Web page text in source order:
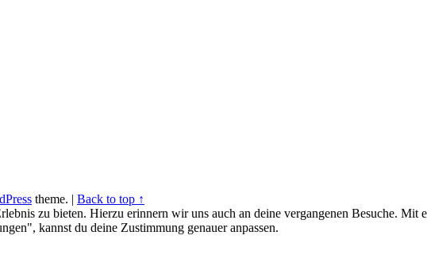
theme. | Back to top ↑
zu bieten. Hierzu erinnern wir uns auch an deine vergangenen Besuche.
kannst du deine Zustimmung genauer anpassen.